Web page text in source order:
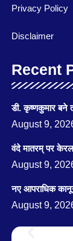
Privacy Policy
Disclaimer
Recent
डी. कृष्णकुमार बने
August 9,
वंदे मातरम् पर
August 9,
नए आपराधिक
August 9,